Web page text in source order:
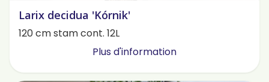
Larix decidua 'Kórnik'
120 cm stam cont. 12L
Plus d'information